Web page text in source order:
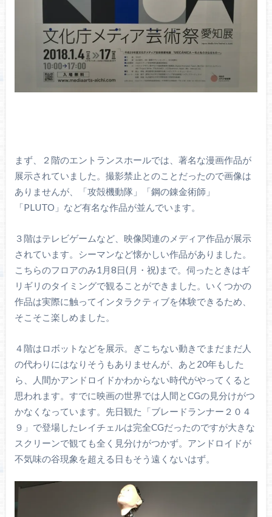
まず、２階のエントランスホールでは、著名な漫画作品が
展示されていました。撮影禁止とのことだったので画像は
ありませんが、「攻殻機動隊」「鋼の錬金術師」
「PLUTO」など有名な作品が並んでいます。
３階はテレビゲームなど、映像関連のメディア作品が展示
されています。シーマンなど懐かしい作品がありました。
こちらのフロアのみ1月8日(月・祝)まで。伺ったときはギ
リギリのタイミングで観ることができました。いくつかの
作品は実際に触ってインタラクティブを体験できるため、
そこそこ楽しめました。
４階はロボットなどを展示。ぎこちない動きでまだまだ人
の代わりにはなりそうもありませんが、あと20年もした
ら、人間かアンドロイドかわからない時代がやってくると
思われます。すでに映画の世界では人間とCGの見分けがつ
かなくなっています。先日観た「ブレードランナー２０４
９」で登場したレイチェルは完全CGだったのですが大きな
スクリーンで観ても全く見分けがつかず。アンドロイドが
不気味の谷現象を超える日もそう遠くないはず。